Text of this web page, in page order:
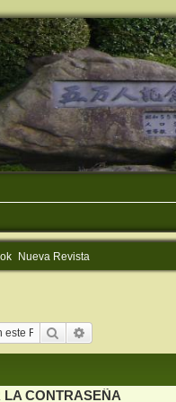
Nueva Revista
Buscar
CONTRASEÑA